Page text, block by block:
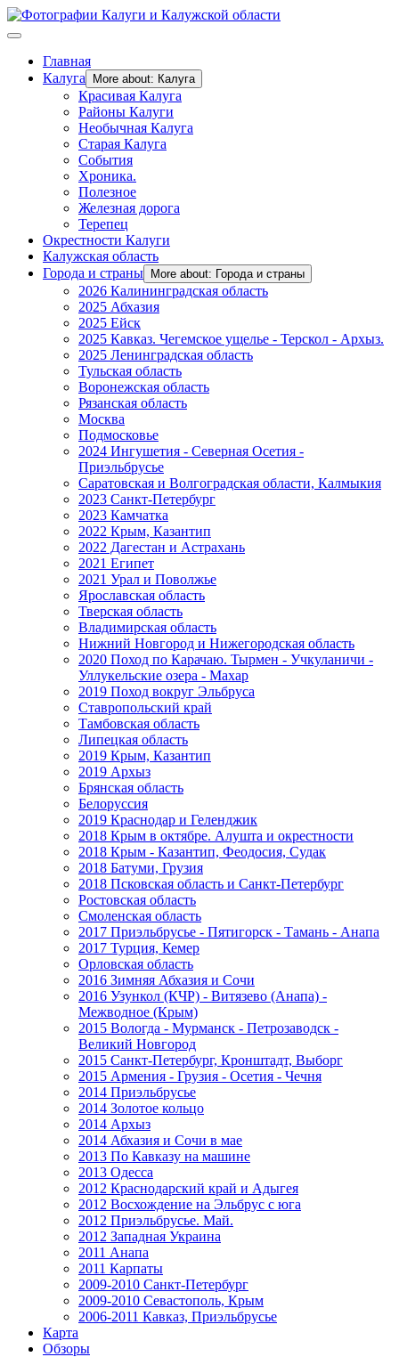
Главная
Калуга
More about: Калуга
Красивая Калуга
Районы Калуги
Необычная Калуга
Старая Калуга
События
Хроника.
Полезное
Железная дорога
Терепец
Окрестности Калуги
Калужская область
Города и страны
More about: Города и страны
2026 Калининградская область
2025 Абхазия
2025 Ейск
2025 Кавказ. Чегемское ущелье - Терскол - Архыз.
2025 Ленинградская область
Тульская область
Воронежская область
Рязанская область
Москва
Подмосковье
2024 Ингушетия - Северная Осетия -
Приэльбрусье
Саратовская и Волгоградская области, Калмыкия
2023 Санкт-Петербург
2023 Камчатка
2022 Крым, Казантип
2022 Дагестан и Астрахань
2021 Египет
2021 Урал и Поволжье
Ярославская область
Тверская область
Владимирская область
Нижний Новгород и Нижегородская область
2020 Поход по Карачаю. Тырмен - Учкуланичи -
Уллукельские озера - Махар
2019 Поход вокруг Эльбруса
Ставропольский край
Тамбовская область
Липецкая область
2019 Крым, Казантип
2019 Архыз
Брянская область
Белоруссия
2019 Краснодар и Геленджик
2018 Крым в октябре. Алушта и окрестности
2018 Крым - Казантип, Феодосия, Судак
2018 Батуми, Грузия
2018 Псковская область и Санкт-Петербург
Ростовская область
Смоленская область
2017 Приэльбрусье - Пятигорск - Тамань - Анапа
2017 Турция, Кемер
Орловская область
2016 Зимняя Абхазия и Сочи
2016 Узункол (КЧР) - Витязево (Анапа) -
Межводное (Крым)
2015 Вологда - Мурманск - Петрозаводск -
Великий Новгород
2015 Санкт-Петербург, Кронштадт, Выборг
2015 Армения - Грузия - Осетия - Чечня
2014 Приэльбрусье
2014 Золотое кольцо
2014 Архыз
2014 Абхазия и Сочи в мае
2013 По Кавказу на машине
2013 Одесса
2012 Краснодарский край и Адыгея
2012 Восхождение на Эльбрус с юга
2012 Приэльбрусье. Май.
2012 Западная Украина
2011 Анапа
2011 Карпаты
2009-2010 Санкт-Петербург
2009-2010 Севастополь, Крым
2006-2011 Кавказ, Приэльбрусье
Карта
Обзоры